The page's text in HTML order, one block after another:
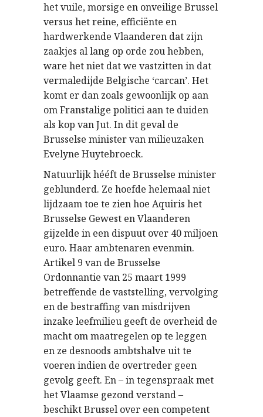
het vuile, morsige en onveilige Brussel
versus het reine, efficiënte en
hardwerkende Vlaanderen dat zijn
zaakjes al lang op orde zou hebben,
ware het niet dat we vastzitten in dat
vermaledijde Belgische ‘carcan’. Het
komt er dan zoals gewoonlijk op aan
om Franstalige politici aan te duiden
als kop van Jut. In dit geval de
Brusselse minister van milieuzaken
Evelyne Huytebroeck.
Natuurlijk hééft de Brusselse minister
geblunderd. Ze hoefde helemaal niet
lijdzaam toe te zien hoe Aquiris het
Brusselse Gewest en Vlaanderen
gijzelde in een dispuut over 40 miljoen
euro. Haar ambtenaren evenmin.
Artikel 9 van de Brusselse
Ordonnantie van 25 maart 1999
betreffende de vaststelling, vervolging
en de bestraffing van misdrijven
inzake leefmilieu geeft de overheid de
macht om maatregelen op te leggen
en ze desnoods ambtshalve uit te
voeren indien de overtreder geen
gevolg geeft. En – in tegenspraak met
het Vlaamse gezond verstand –
beschikt Brussel over een competent